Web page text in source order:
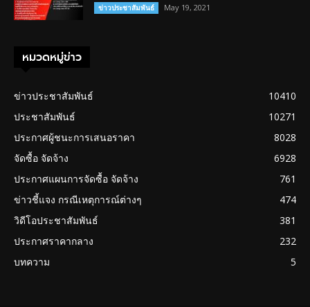
ข่าวประชาสัมพันธ์ May 19, 2021
หมวดหมู่ข่าว
ข่าวประชาสัมพันธ์
10410
ประชาสัมพันธ์
10271
ประกาศผู้ชนะการเสนอราคา
8028
จัดซื้อ จัดจ้าง
6928
ประกาศแผนการจัดซื้อ จัดจ้าง
761
ข่าวชี้แจง กรณีเหตุการณ์ต่างๆ
474
วิดีโอประชาสัมพันธ์
381
ประกาศราคากลาง
232
บทความ
5